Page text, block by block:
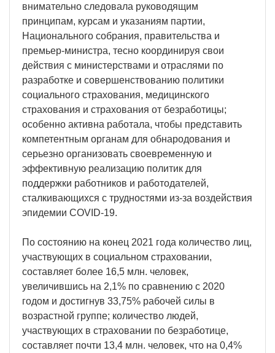
внимательно следовала руководящим
принципам, курсам и указаниям партии,
Национального собрания, правительства и
премьер-министра, тесно координируя свои
действия с министерствами и отраслями по
разработке и совершенствованию политики
социального страхования, медицинского
страхования и страхования от безработицы;
особенно активна работала, чтобы представить
компетентным органам для обнародования и
серьезно организовать своевременную и
эффективную реализацию политик для
поддержки работников и работодателей,
сталкивающихся с трудностями из-за воздействия
эпидемии COVID-19.
По состоянию на конец 2021 года количество лиц,
участвующих в социальном страховании,
составляет более 16,5 млн. человек,
увеличившись на 2,1% по сравнению с 2020
годом и достигнув 33,75% рабочей силы в
возрастной группе; количество людей,
участвующих в страховании по безработице,
составляет почти 13,4 млн. человек, что на 0,4%